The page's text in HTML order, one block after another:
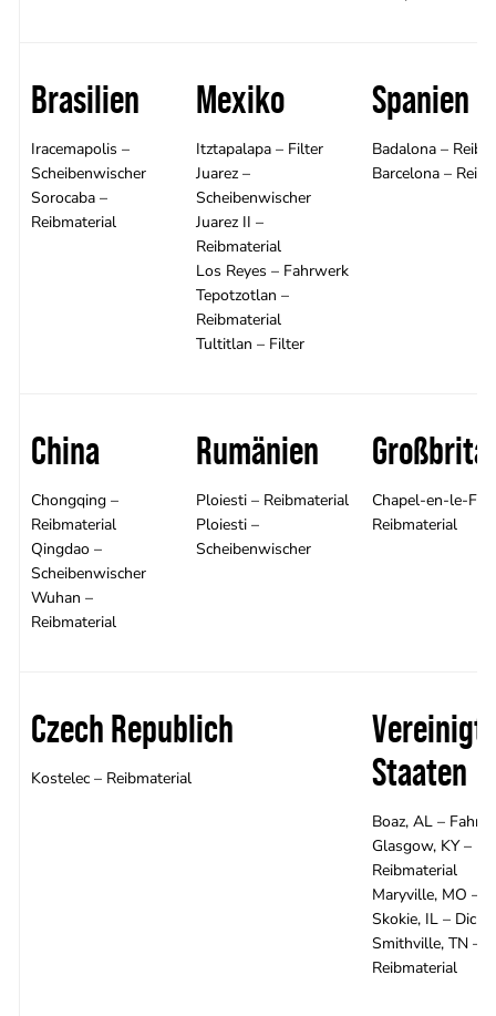
Brasilien
Iracemapolis –
Scheibenwischer
Sorocaba –
Reibmaterial
Mexiko
Itztapalapa – Filter
Juarez –
Scheibenwischer
Juarez II –
Reibmaterial
Los Reyes – Fahrwerk
Tepotzotlan –
Reibmaterial
Tultitlan – Filter
Spanien
Badalona –
Barcelona –
China
Chongqing –
Reibmaterial
Qingdao –
Scheibenwischer
Wuhan –
Reibmaterial
Rumänien
Ploiesti – Reibmaterial
Ploiesti –
Scheibenwischer
Chapel-en-le-
Reibmaterial
Czech Republich
Kostelec – Reibmaterial
Staaten
Boaz, AL –
Glasgow, KY –
Reibmaterial
Maryville, MO –
Skokie, IL –
Smithville, TN –
Reibmaterial